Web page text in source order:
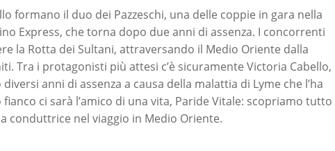
formano il duo dei Pazzeschi, una delle coppie in gara nella
Express, che torna dopo due anni di assenza. I concorrenti
la Rotta dei Sultani, attraversando il Medio Oriente dalla
Tra i protagonisti più attesi c’è sicuramente Victoria Cabello,
anni di assenza a causa della malattia di Lyme che l’ha
ci sarà l’amico di una vita, Paride Vitale: scopriamo tutto
conduttrice nel viaggio in Medio Oriente.